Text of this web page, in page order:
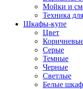
Мойки и
Техника
Шкафы-купе
Цвет
Серые
Темные
Черные
Светлые
Белые